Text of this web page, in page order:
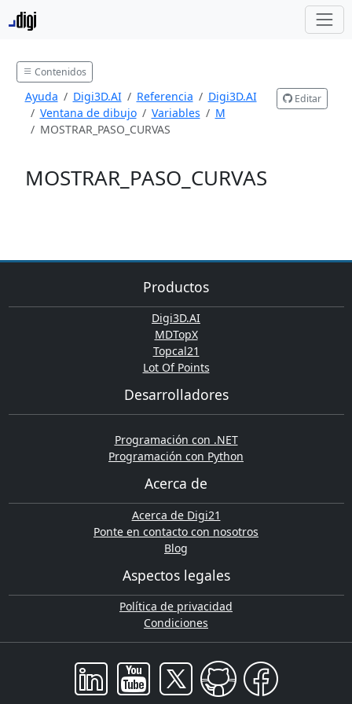
Contenidos
Ayuda Digi3D.AI Referencia
Digi3D.AI
Ventana de dibujo
Variables
M
MOSTRAR_PASO_CURVAS
Editar
MOSTRAR_PASO_CURVAS
Productos
Digi3D.AI
MDTopX
Topcal21
Lot Of Points
Desarrolladores
Programación con .NET
Programación con Python
Acerca de
Acerca de Digi21
Ponte en contacto con nosotros
Blog
Aspectos legales
Política de privacidad
Condiciones